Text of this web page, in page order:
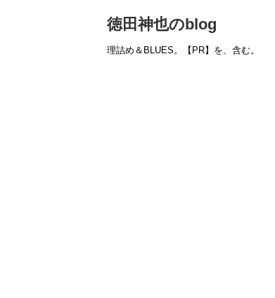
徳田神也のblog
理詰め＆BLUES。【PR】を、含む。